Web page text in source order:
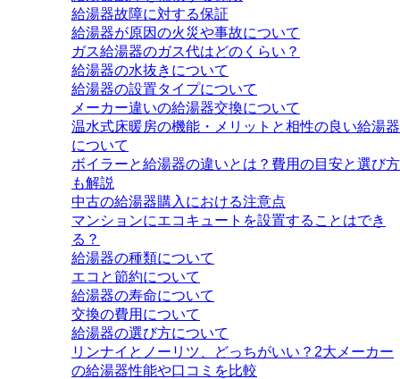
給湯器故障に対する保証
給湯器が原因の火災や事故について
ガス給湯器のガス代はどのくらい？
給湯器の水抜きについて
給湯器の設置タイプについて
メーカー違いの給湯器交換について
温水式床暖房の機能・メリットと相性の良い給湯器
について
ボイラーと給湯器の違いとは？費用の目安と選び方
も解説
中古の給湯器購入における注意点
マンションにエコキュートを設置することはでき
る？
給湯器の種類について
エコと節約について
給湯器の寿命について
交換の費用について
給湯器の選び方について
リンナイとノーリツ、どっちがいい？2大メーカー
の給湯器性能や口コミを比較